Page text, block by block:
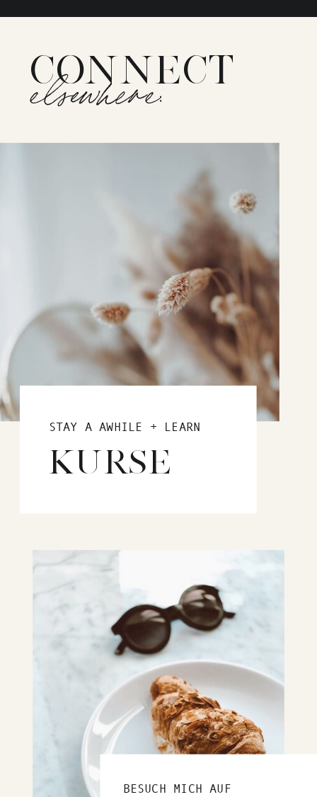
CONNECT
elsewhere:
STAY A AWHILE + LEARN
KURSE
BESUCH MICH AUF